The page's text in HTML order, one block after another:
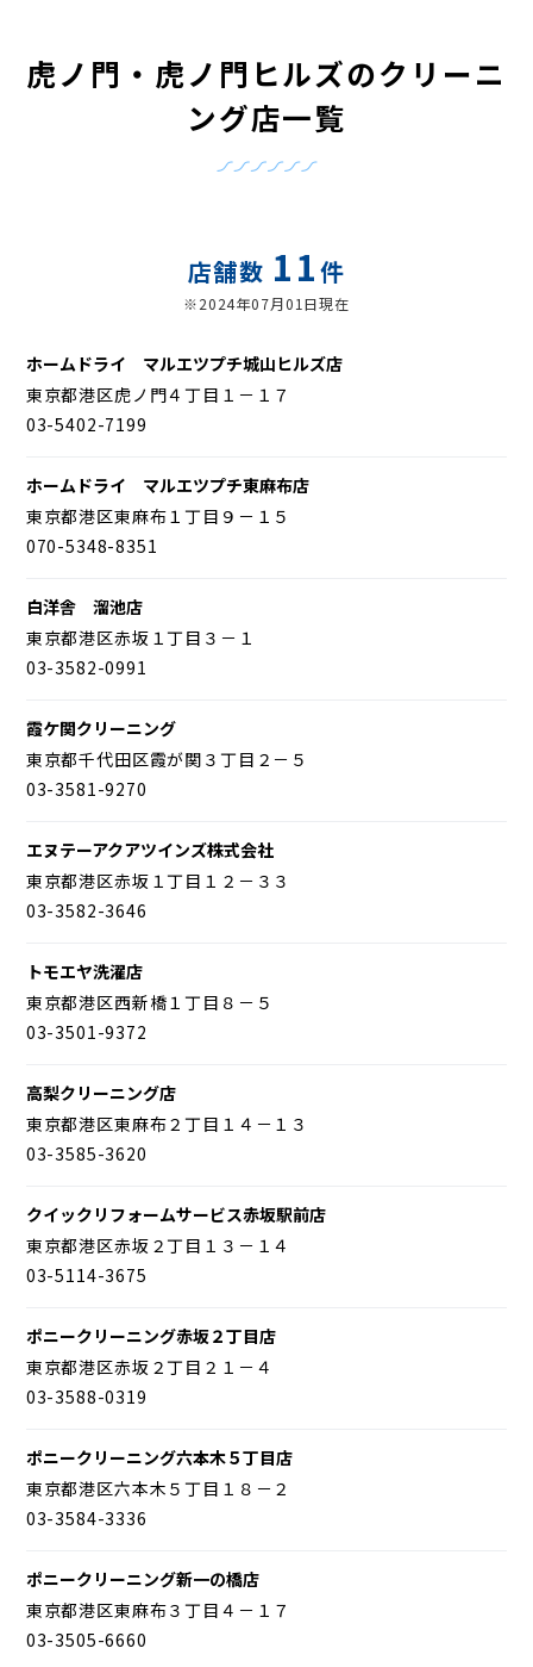
虎ノ門・虎ノ門ヒルズのクリーニ
ング店一覧
店舗数 11件
※2024年07月01日現在
ホームドライ マルエツプチ城山ヒルズ店
東京都港区虎ノ門４丁目１－１７
03-5402-7199
ホームドライ マルエツプチ東麻布店
東京都港区東麻布１丁目９－１５
070-5348-8351
白洋舎 溜池店
東京都港区赤坂１丁目３－１
03-3582-0991
霞ケ関クリーニング
東京都千代田区霞が関３丁目２－５
03-3581-9270
エヌテーアクアツインズ株式会社
東京都港区赤坂１丁目１２－３３
03-3582-3646
トモエヤ洗濯店
東京都港区西新橋１丁目８－５
03-3501-9372
高梨クリーニング店
東京都港区東麻布２丁目１４－１３
03-3585-3620
クイックリフォームサービス赤坂駅前店
東京都港区赤坂２丁目１３－１４
03-5114-3675
ポニークリーニング赤坂２丁目店
東京都港区赤坂２丁目２１－４
03-3588-0319
ポニークリーニング六本木５丁目店
東京都港区六本木５丁目１８－２
03-3584-3336
ポニークリーニング新一の橋店
東京都港区東麻布３丁目４－１７
03-3505-6660